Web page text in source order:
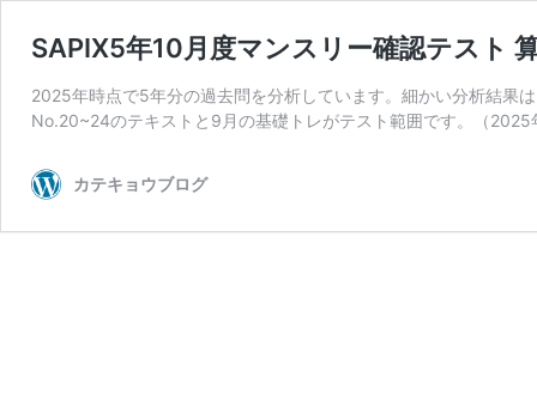
SAPIX5年10月度マンスリー確認テスト
2025年時点で5年分の過去問を分析しています。細かい分析結果
No.20~24のテキストと9月の基礎トレがテスト範囲です。（
カテキョウブログ